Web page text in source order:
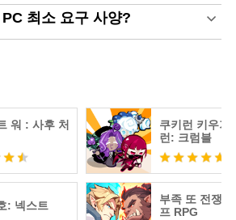
최소 요구 사양?
워 : 사후 처
쿠키런 키우기
런: 크럼블
: 넥스트
부족 또 전쟁 :
프 RPG